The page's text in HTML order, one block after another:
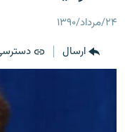
صفحه
گزارش‌های تصویریزنان فردا
۲۴/مرداد/۱۳۹۰
ارسال